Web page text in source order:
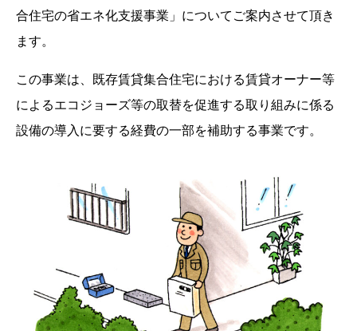
合住宅の省エネ化支援事業」についてご案内させて頂き
ます。
この事業は、既存賃貸集合住宅における賃貸オーナー等
によるエコジョーズ等の取替を促進する取り組みに係る
設備の導入に要する経費の一部を補助する事業です。